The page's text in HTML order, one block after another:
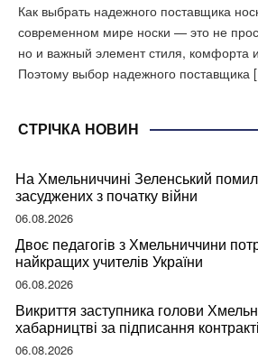
Как выбрать надежного поставщика
современном мире носки — это не
но и важный элемент стиля, комфорта
Поэтому выбор надежного поставщика
СТРІЧКА НОВИН
На Хмельниччині Зеленський
засуджених з початку війни
06.08.2026
Двоє педагогів з Хмельниччини
найкращих учителів України
06.08.2026
Викриття заступника голови
хабарництві за підписання
06.08.2026